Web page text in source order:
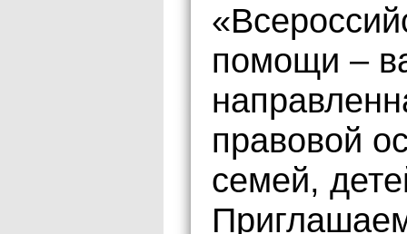
помощи –
правовой
семей,